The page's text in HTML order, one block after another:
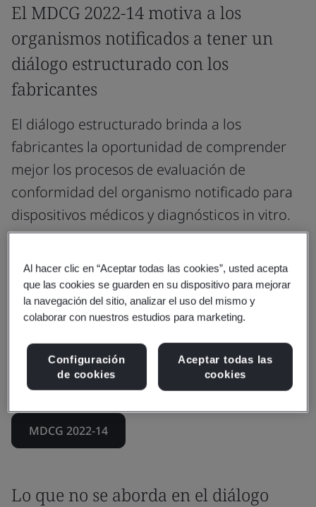
El MDCG 2022-14 motiva a los
organismos notificados a tener un
diálogo estructurado con los
fabricantes
El diálogo estructurado brinda a los
fabricantes la oportunidad de comprender
mejor los procesos de evaluación de
conformidad del organismo notificado para
dispositivos médicos y diagnósticos in vitro.
procesos de solicitud previa y solicitud,
procedimientos de evaluación del organismo
notificado, aspectos de alto nivel de la evidencia de
conformidad del fabricante o combinaciones más
complejas de enfoques de conformidad clínica, técnica
y normativa y mantener al mismo tiempo la
imparcialidad del organismo notificado.
MDCG 2022-14
Lo que no se aborda en el diálogo
Al hacer clic en “Aceptar todas las cookies”, usted acepta
que las cookies se guarden en su dispositivo para mejorar
la navegación del sitio, analizar el uso del mismo y
colaborar con nuestros estudios para marketing.
Configuración
de cookies
Aceptar todas las
cookies